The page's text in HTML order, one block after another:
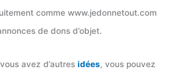
comme www.jedonnetout.com
de dons d’objet.
avez d’autres idées, vous pouvez